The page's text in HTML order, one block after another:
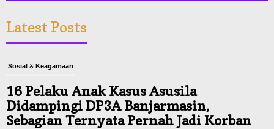
Latest Posts
Sosial & Keagamaan
16 Pelaku Anak Kasus Asusila
Didampingi DP3A Banjarmasin,
Sebagian Ternyata Pernah Jadi Korban